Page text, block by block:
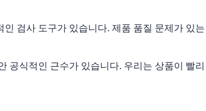
검사 도구가 있습니다. 제품 품질 문제가 있
공식적인 근수가 있습니다. 우리는 상품이 빨